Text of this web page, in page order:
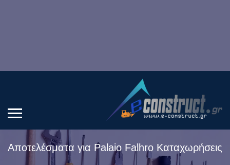
Αποτελέσματα για Palaio Falhro Καταχωρήσεις